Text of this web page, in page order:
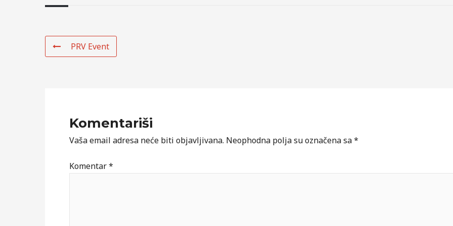
PRV Event
Komentariši
Vaša email adresa neće biti objavljivana. Neophodna polja su označena sa*
Komentar*